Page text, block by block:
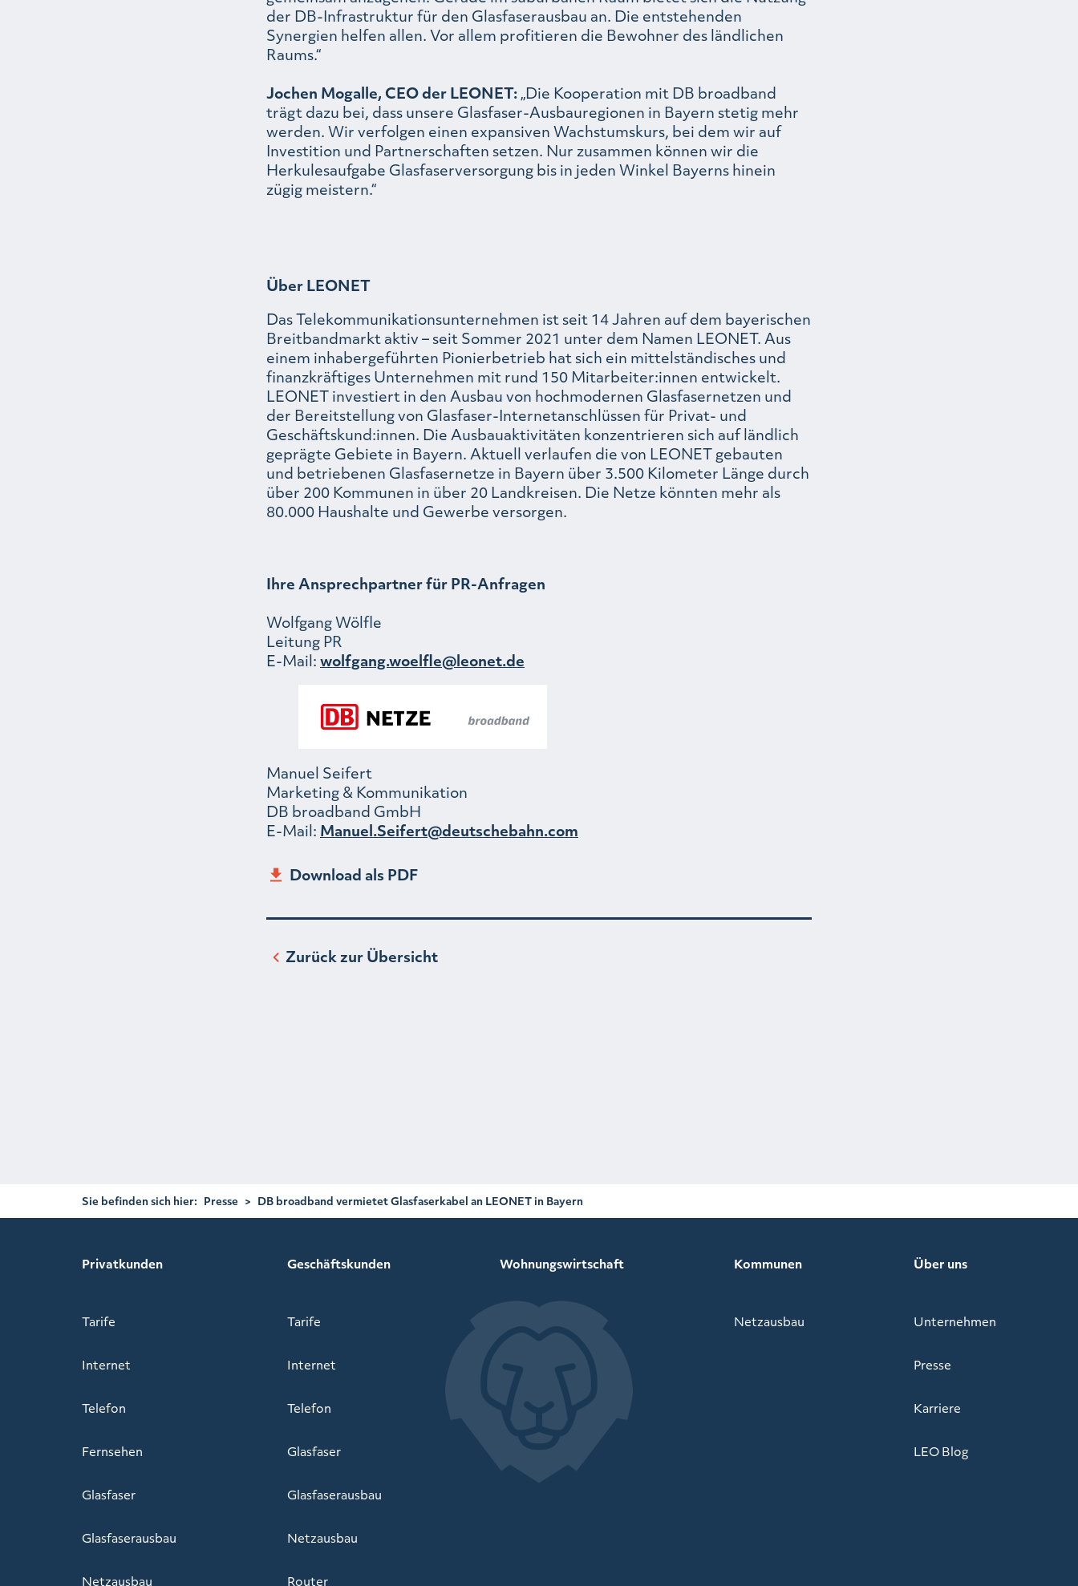
der DB-Infrastruktur für den Glasfaserausbau an. Die entstehenden
Synergien helfen allen. Vor allem profitieren die Bewohner des ländlichen
Raums.“
Jochen Mogalle, CEO der LEONET: „Die Kooperation mit DB broadband
trägt dazu bei, dass unsere Glasfaser-Ausbauregionen in Bayern stetig mehr
werden. Wir verfolgen einen expansiven Wachstumskurs, bei dem wir auf
Investition und Partnerschaften setzen. Nur zusammen können wir die
Herkulesaufgabe Glasfaserversorgung bis in jeden Winkel Bayerns hinein
zügig meistern.“
Über LEONET
Das Telekommunikationsunternehmen ist seit 14 Jahren auf dem bayerischen
Breitbandmarkt aktiv – seit Sommer 2021 unter dem Namen LEONET. Aus
einem inhabergeführten Pionierbetrieb hat sich ein mittelständisches und
finanzkräftiges Unternehmen mit rund 150 Mitarbeiter:innen entwickelt.
LEONET investiert in den Ausbau von hochmodernen Glasfasernetzen und
der Bereitstellung von Glasfaser-Internetanschlüssen für Privat- und
Geschäftskund:innen. Die Ausbauaktivitäten konzentrieren sich auf ländlich
geprägte Gebiete in Bayern. Aktuell verlaufen die von LEONET gebauten
und betriebenen Glasfasernetze in Bayern über 3.500 Kilometer Länge durch
über 200 Kommunen in über 20 Landkreisen. Die Netze könnten mehr als
80.000 Haushalte und Gewerbe versorgen.
Ihre Ansprechpartner für PR-Anfragen
Wolfgang Wölfle
Leitung PR
E-Mail: wolfgang.woelfle@leonet.de
Manuel Seifert
Marketing & Kommunikation
DB broadband GmbH
E-Mail: Manuel.Seifert@deutschebahn.com
Download als PDF
Zurück zur Übersicht
Sie befinden sich hier: Presse > DB broadband vermietet Glasfaserkabel an LEONET in Bayern
Privatkunden
Tarife
Internet
Telefon
Fernsehen
Glasfaser
Glasfaserausbau
Netzausbau
Geschäftskunden
Tarife
Internet
Telefon
Glasfaser
Glasfaserausbau
Netzausbau
Router
Wohnungswirtschaft Kommunen
Netzausbau
Über uns
Unternehmen
Presse
Karriere
LEO Blog